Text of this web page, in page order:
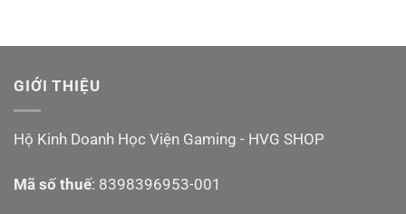
GIỚI THIỆU
Hộ Kinh Doanh Học Viện Gaming - HVG SHOP
Mã số thuế: 8398396953-001